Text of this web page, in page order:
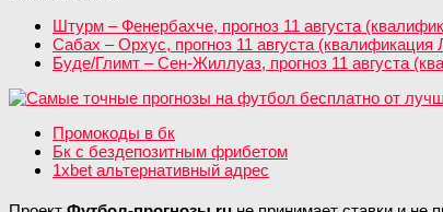
Штурм – Фенербахче, прогноз 11 августа
Сабах – Орхус, прогноз 11 августа (квалификация
Буде/Глимт – Сен-Жиллуаз, прогноз 11 августа
Промокоды в бк
Бк с бездепозитным фрибетом
1xbet альтернативный адрес